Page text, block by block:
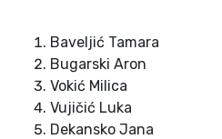
Baveljić Tamara
Bugarski Aron
Vokić Milica
Vujičić Luka
Dekansko Jana